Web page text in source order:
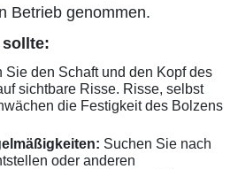
Betrieb genommen.
sollte:
Sie den Schaft und den Kopf des
sichtbare Risse. Risse, selbst
die Festigkeit des Bolzens
Suchen Sie nach
oder anderen